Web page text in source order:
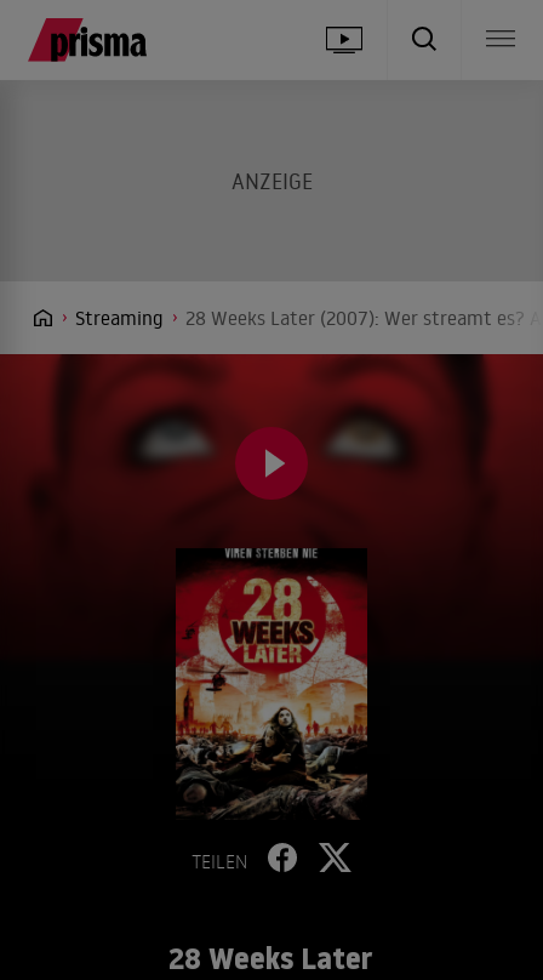
Streaming 28 Weeks Later (2007): Wer streamt es?
TEILEN
28 Weeks Later